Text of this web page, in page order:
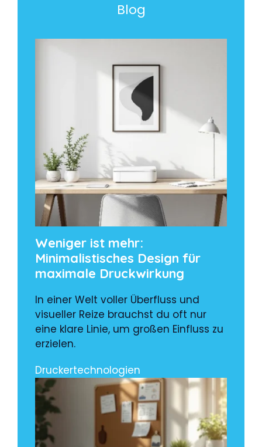
Blog
Weniger ist mehr:
Minimalistisches Design für
maximale Druckwirkung
In einer Welt voller Überfluss und
visueller Reize brauchst du oft nur
eine klare Linie, um großen Einfluss zu
erzielen.
Druckertechnologien